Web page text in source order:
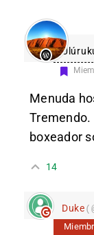
Menuda
boxeador
14
Duke